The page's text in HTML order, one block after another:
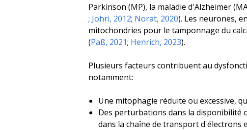
Parkinson (MP), la maladie d'Alzheimer
; Johri, 2012; Norat, 2020). Les neurones,
mitochondries pour le tamponnage du
(Paß, 2021; Henrich, 2023).
Plusieurs facteurs contribuent au
notamment:
Une mitophagie réduite ou excessive,
Des perturbations dans la disponibilité
dans la chaîne de transport d'électrons